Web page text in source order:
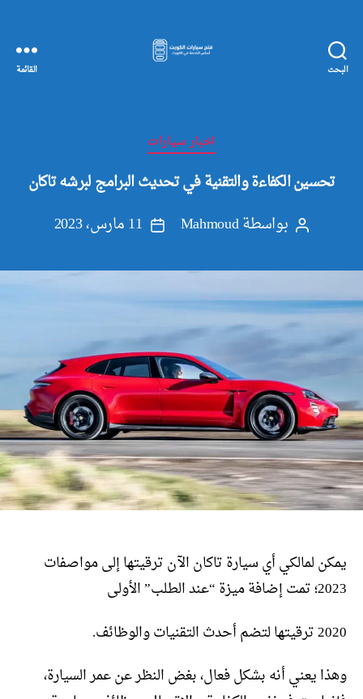
البحث
الكويت
القائمة
التصنيفات
اخبار سيارات
تحسين الكفاءة والتقنية في تحديث البرامج لبرشه تاكان
كاتببواسطةMahmoud
تاريخ
11 مارس، 2023
يمكن لمالكي أي سيارة تاكان الآن ترقيتها إلى مواصفات
2023؛ تمت إضافة ميزة “عند الطلب” الأولى
2020 ترقيتها لتضم أحدث التقنيات والوظائف.
وهذا يعني أنه بشكل فعال، بغض النظر عن عمر السيارة،